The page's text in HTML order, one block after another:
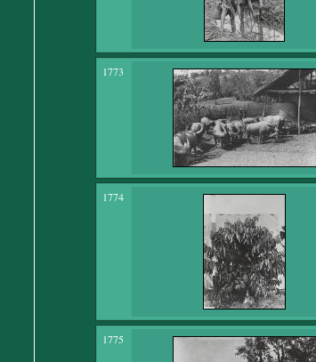
1773
1774
1775